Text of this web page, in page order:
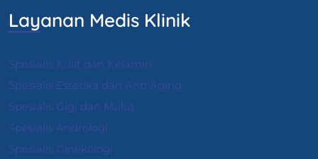
Layanan Medis Klinik
Spesialis Kulit dan Kelamin
Spesialis Estetika dan Anti Aging
Spesialis Gigi dan Mulut
Spesialis Andrologi
Spesialis Ginekologi